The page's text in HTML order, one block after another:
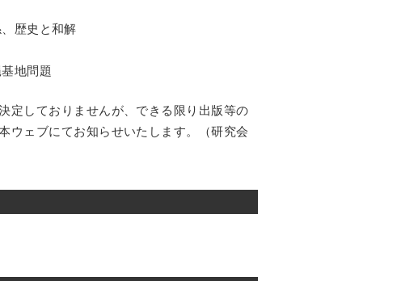
歴史と和解
地問題
定しておりませんが、できる限り出版等の
ウェブにてお知らせいたします。（研究会